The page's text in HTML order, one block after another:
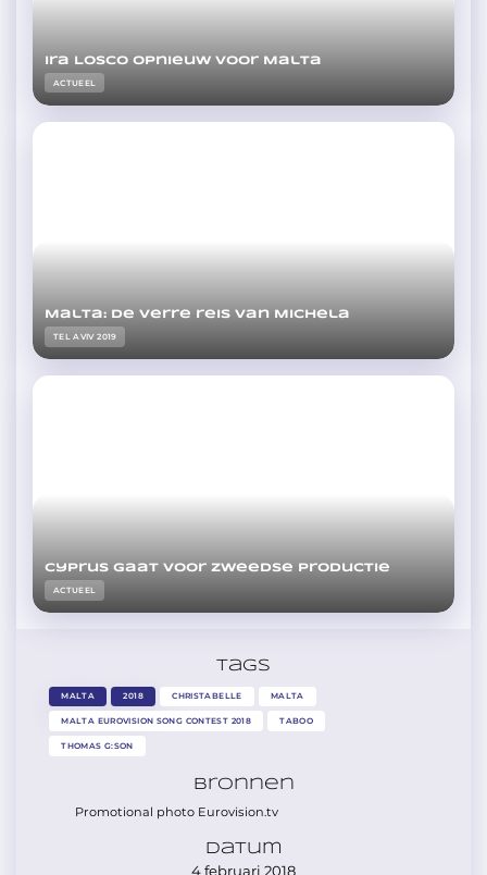
Ira Losco opnieuw voor Malta
ACTUEEL
Malta: de verre reis van Michela
TEL AVIV 2019
Cyprus gaat voor Zweedse productie
ACTUEEL
Tags
MALTA 2018 CHRISTABELLE MALTA
MALTA EUROVISION SONG CONTEST 2018 TABOO
THOMAS G:SON
Bronnen
Promotional photo Eurovision.tv
Datum
4 februari 2018